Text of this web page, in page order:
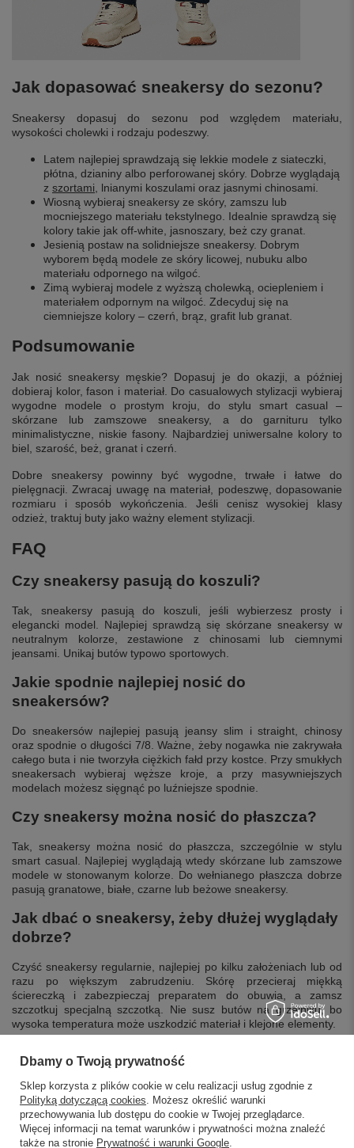
Jak dopasować sneakersy do sezonu?
Sneakersy dopasuj do sezonu pod względem materiału,
wysokości cholewki i rodzaju podeszwy.
Latem najlepiej sprawdzają się lekkie modele z siateczki,
płótna, dzianiny albo perforowanej skóry. Dobrze wyglądają
z szortami , lnianymi koszulami oraz jasnymi chinosami.
Wiosną wybieraj sneakersy ze skóry, zamszu lub
mocniejszego materiału tekstylnego. Idealnie sprawdzą się
kolory takie jak off-white, jasnoszary, beż czy granat.
Jesienią postaw na solidniejsze sneakersy. Dobrym
wyborem będą modele ze skóry licowej, nubuku albo
materiału odpornego na wilgoć.
Zimą wybieraj modele z wyższą cholewką, ociepleniem i
materiałem odpornym na wilgoć. Zdecyduj się na
ciemniejsze kolory – czerń, brąz, grafit lub granat.
Podsumowanie
Jak nosić sneakersy męskie? Dopasuj je do okazji, a później
dobieraj kolor, fason i materiał. Do casualowych stylizacji wybieraj
wygodne modele o prostym kroju, do stylu smart casual –
skórzane lub zamszowe sneakersy, a do garnituru tylko
minimalistyczne, niskie fasony. Najbardziej uniwersalne kolory to
biel, szarość, beż, granat i czerń.
Dobre sneakersy powinny być wygodne, trwałe i łatwe do
pielęgnacji. Zwracaj uwagę na materiał, podeszwę, dopasowanie
rozmiaru i sposób wykończenia. Jeśli cenisz wysokiej klasy
odzież, traktuj buty jako ważny element stylizacji.
FAQ
Czy sneakersy pasują do koszuli?
Tak, sneakersy pasują do koszuli, jeśli wybierzesz prosty i
elegancki model. Najlepiej sprawdzą się skórzane sneakersy w
neutralnym kolorze, zestawione z chinosami lub ciemnymi
jeansami. Unikaj butów typowo sportowych.
Jakie spodnie najlepiej nosić do
sneakersów?
Do sneakersów najlepiej pasują jeansy slim i straight, chinosy
oraz spodnie o długości 7/8. Ważne, żeby nogawka nie zakrywała
całego buta i nie tworzyła ciężkich fałd przy kostce. Przy smukłych
sneakersach wybieraj węższe kroje, a przy masywniejszych
modelach możesz sięgnąć po luźniejsze spodnie.
Czy sneakersy można nosić do płaszcza?
Tak, sneakersy można nosić do płaszcza, szczególnie w stylu
smart casual. Najlepiej wyglądają wtedy skórzane lub zamszowe
modele w stonowanym kolorze. Do wełnianego płaszcza dobrze
pasują granatowe, białe, czarne lub beżowe sneakersy.
Jak dbać o sneakersy, żeby dłużej wyglądały
dobrze?
Czyść sneakersy regularnie, najlepiej po kilku założeniach lub od
razu po większym zabrudzeniu. Skórę przecieraj miękką
ściereczką i zabezpieczaj preparatem do obuwia, a zamsz
szczotkuj specjalną szczotką. Nie susz butów na grzejniku, bo
wysoka temperatura może uszkodzić materiał i klejone elementy.
SKLEPY STACJONARNE
Dbamy o Twoją prywatność
Sklep korzysta z plików cookie w celu realizacji usług zgodnie z
Polityką dotyczącą cookies. Możesz określić warunki
przechowywania lub dostępu do cookie w Twojej przeglądarce.
Więcej informacji na temat warunków i prywatności można znaleźć
także na stronie Prywatność i warunki Google.